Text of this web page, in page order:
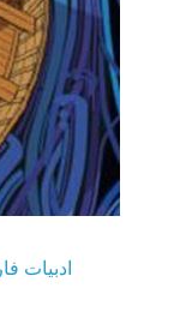
ادبیات